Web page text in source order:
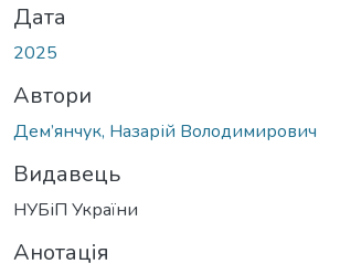
Дата
2025
Автори
Дем’янчук, Назарій Володимирович
Видавець
НУБіП України
Анотація